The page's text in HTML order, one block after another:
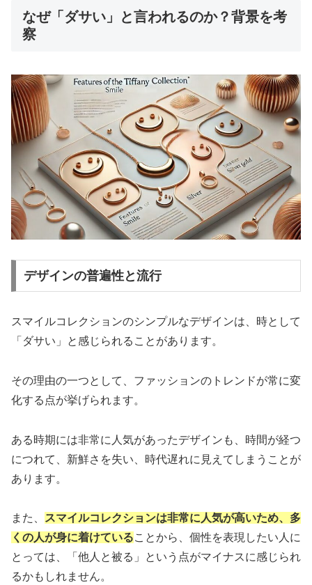
なぜ「ダサい」と言われるのか？背景を考
察
デザインの普遍性と流行
スマイルコレクションのシンプルなデザインは、時として
「ダサい」と感じられることがあります。
その理由の一つとして、ファッションのトレンドが常に変
化する点が挙げられます。
ある時期には非常に人気があったデザインも、時間が経つ
につれて、新鮮さを失い、時代遅れに見えてしまうことが
あります。
また、 スマイルコレクションは非常に人気が高いため、多
くの人が身に着けていることから、個性を表現したい人に
とっては、「他人と被る」という点がマイナスに感じられ
るかもしれません。